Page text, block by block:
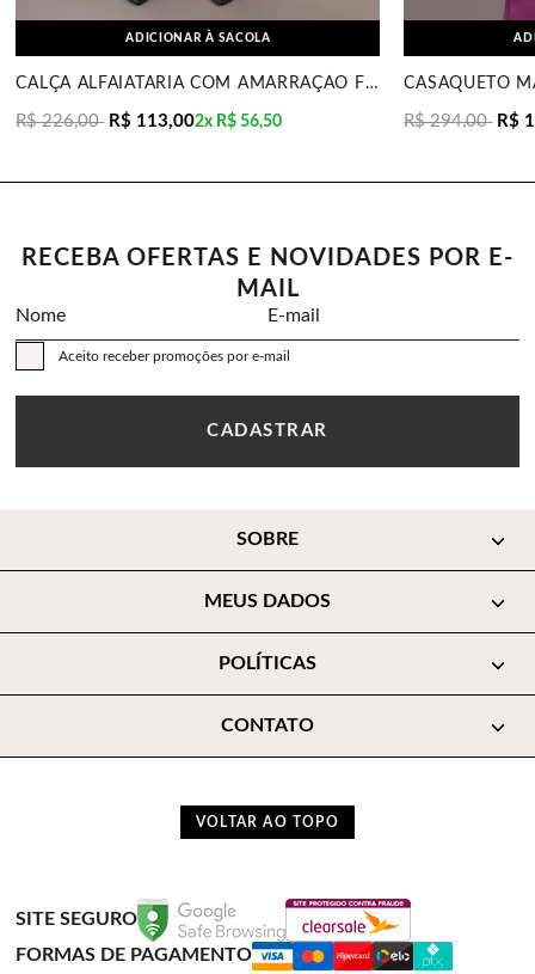
ADICIONAR À SACOLA
CALÇA ALFAIATARIA COM AMARRAÇÃO FUCSIA MIRA VEST
R$ 226,00 R$ 113,002x R$ 56,50 R$ 294,00 R$
RECEBA OFERTAS E NOVIDADES POR E-
MAIL
Nome E-mail
CADASTRAR
Aceito receber promoções por e-mail
SOBRE
MEUS DADOS
POLÍTICAS
CONTATO
VOLTAR AO TOPO
SITE SEGURO
FORMAS DE PAGAMENTO